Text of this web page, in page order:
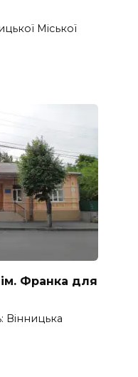
Міської
ім. Франка для
Вінницька